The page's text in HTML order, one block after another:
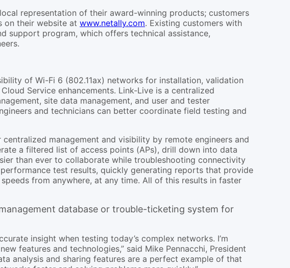
representation of their award-winning products; customers
on their website at www.netally.com. Existing customers with
support program, which offers technical assistance,
of Wi-Fi 6 (802.11ax) networks for installation, validation
Service enhancements. Link-Live is a centralized
site data management, and user and tester
and technicians can better coordinate field testing and
management and visibility by remote engineers and
a filtered list of access points (APs), drill down into data
than ever to collaborate while troubleshooting connectivity
test results, quickly generating reports that provide
from anywhere, at any time. All of this results in faster
database or trouble-ticketing system for
insight when testing today’s complex networks. I’m
features and technologies,” said Mike Pennacchi, President
analysis and sharing features are a perfect example of that